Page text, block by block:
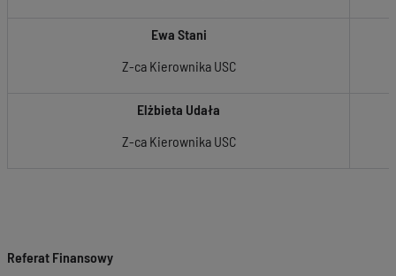
Ewa Stani
Z-ca Kierownika USC
Elżbieta Udała
Z-ca Kierownika USC
Referat Finansowy